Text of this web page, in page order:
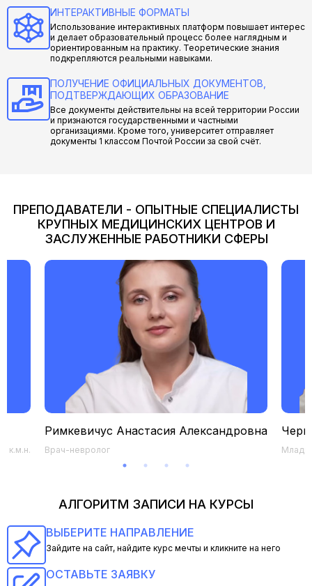
ИНТЕРАКТИВНЫЕ ФОРМАТЫ
Использование интерактивных платформ повышает интерес
и делает образовательный процесс более наглядным и
ориентированным на практику. Теоретические знания
подкрепляются реальными навыками.
ПОЛУЧЕНИЕ ОФИЦИАЛЬНЫХ ДОКУМЕНТОВ,
ПОДТВЕРЖДАЮЩИХ ОБРАЗОВАНИЕ
Все документы действительны на всей территории России
и признаются государственными и частными
организациями. Кроме того, университет отправляет
документы 1 классом Почтой России за свой счёт.
ПРЕПОДАВАТЕЛИ - ОПЫТНЫЕ СПЕЦИАЛИСТЫ
КРУПНЫХ МЕДИЦИНСКИХ ЦЕНТРОВ И
ЗАСЛУЖЕННЫЕ РАБОТНИКИ СФЕРЫ
к.м.н.
Римкевичус Анастасия Александровна
Врач-невролог
АЛГОРИТМ ЗАПИСИ НА КУРСЫ
ВЫБЕРИТЕ НАПРАВЛЕНИЕ
Зайдите на сайт, найдите курс мечты и кликните на него
ОСТАВЬТЕ ЗАЯВКУ